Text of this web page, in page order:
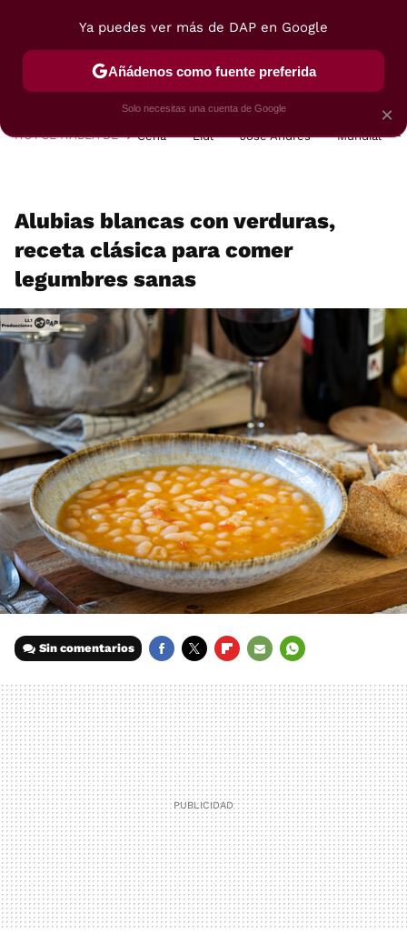
POSTRES VIAJES SELECCIÓN VEGUI
HOY SE HABLA DE Cena Lidl José Andrés Mundial
Alubias blancas con verduras,
receta clásica para comer
legumbres sanas
Sin comentarios
MAIL
×
Ya puedes ver más de DAP en Google
Añádenos como fuente preferida
Solo necesitas una cuenta de Google